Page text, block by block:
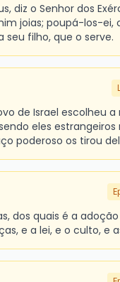
diz o Senhor dos
joias; poupá-los-ei,
filho, que o serve.
de Israel escolheu a
eles estrangeiros
poderoso os tirou
dos quais é a
e a lei, e o culto, e